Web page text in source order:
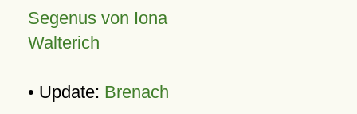
Segenus von Iona
Walterich
• Update: Brenach